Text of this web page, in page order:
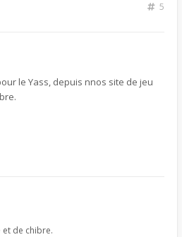
5
le Yass, depuis nnos site de jeu
de chibre.